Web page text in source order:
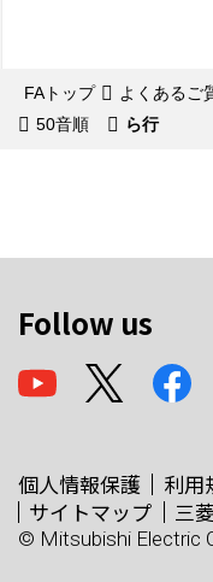
FAトップ よくあるご
50音順
ら行
Follow us
個人情報保護 利用
サイトマップ
三
© Mitsubishi Electric